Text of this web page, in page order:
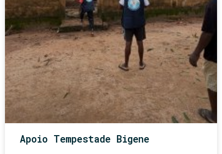
Apoio Tempestade Bigene